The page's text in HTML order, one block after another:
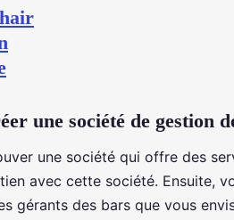
une société de gestion
une société qui offre des
avec cette société. Ensuite,
gérants des bars que vous